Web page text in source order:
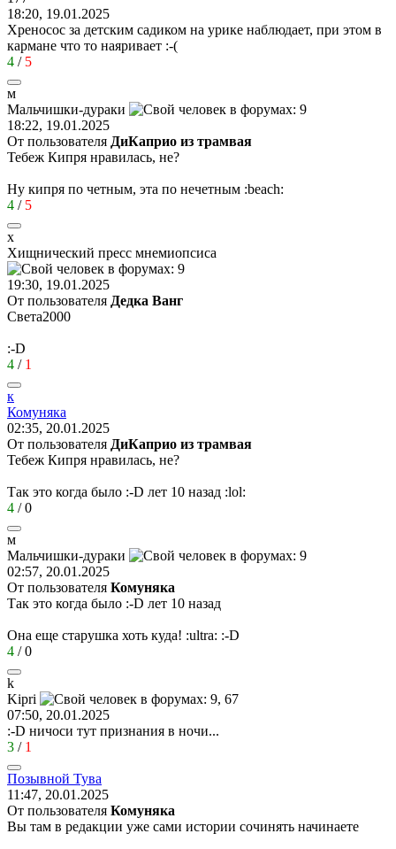
18:20, 19.01.2025
Хреносос за детским садиком на урике наблюдает, при этом в
кармане что то наяривает :-(
4 / 5
м
Мальчишки-дураки
18:22, 19.01.2025
От пользователя ДиКаприо из трамвая
Тебеж Кипря нравилась, не?
Ну кипря по четным, эта по нечетным :beach:
4 / 5
х
Хищнический пресс мнемиопсиса
19:30, 19.01.2025
От пользователя Дедка Ванг
Света2000
:-D
4 / 1
к
Комуняка
02:35, 20.01.2025
От пользователя ДиКаприо из трамвая
Тебеж Кипря нравилась, не?
Так это когда было :-D лет 10 назад :lol:
4 /0
м
Мальчишки-дураки
02:57, 20.01.2025
От пользователя Комуняка
Так это когда было :-D лет 10 назад
Она еще старушка хоть куда! :ultra: :-D
4 /0
k
Kipri
07:50, 20.01.2025
:-D ничоси тут признания в ночи...
3 / 1
Позывной Тува
11:47, 20.01.2025
От пользователя Комуняка
Вы там в редакции уже сами истории сочинять начинаете